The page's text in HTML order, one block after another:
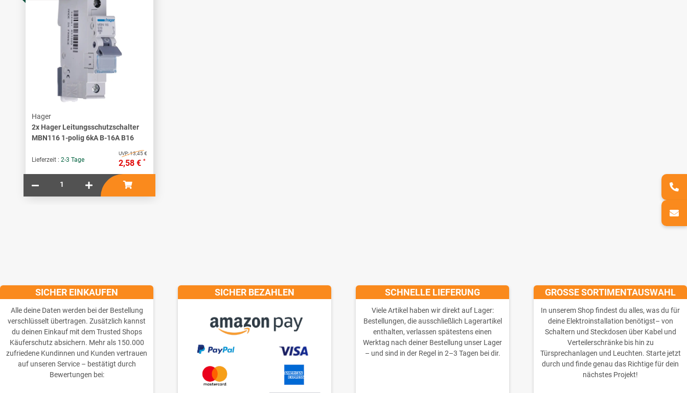
Hager
2x Hager Leitungsschutzschalter
MBN116 1-polig 6kA B-16A B16
Lieferzeit : 2-3 Tage
UVP:13,45 €
2,58 € *
SICHER EINKAUFEN
Alle deine Daten werden bei der Bestellung
verschlüsselt übertragen. Zusätzlich kannst
du deinen Einkauf mit dem Trusted Shops
Käuferschutz absichern. Mehr als 150.000
zufriedene Kundinnen und Kunden vertrauen
auf unseren Service – bestätigt durch
Bewertungen bei:
SICHER BEZAHLEN SCHNELLE LIEFERUNG
Viele Artikel haben wir direkt auf Lager:
Bestellungen, die ausschließlich Lagerartikel
enthalten, verlassen spätestens einen
Werktag nach deiner Bestellung unser Lager
– und sind in der Regel in 2–3 Tagen bei dir.
GROSSE SORTIMENTAUSWAHL
In unserem Shop findest du alles, was du für
deine Elektroinstallation benötigst– von
Schaltern und Steckdosen über Kabel und
Verteilerschränke bis hin zu
Türsprechanlagen und Leuchten. Starte jetzt
durch und finde genau das Richtige für dein
nächstes Projekt!